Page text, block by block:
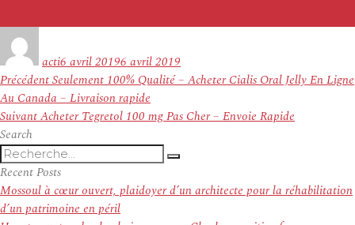
actile
6 avril 20196 avril 2019
Navigation
de
l’article
PrécédentArticle
précédent :
Seulement 100% Qualité – Acheter Cialis Oral Jelly En Ligne
Au Canada – Livraison rapide
SuivantArticle
Acheter Tegretol 100 mg Pas Cher – Envoie Rapide
Search
Recherche
pour
:
Recherche
Recent Posts
Mossoul à cœur ouvert, plaidoyer d’un architecte pour la réhabilitation
d’un patrimoine en péril